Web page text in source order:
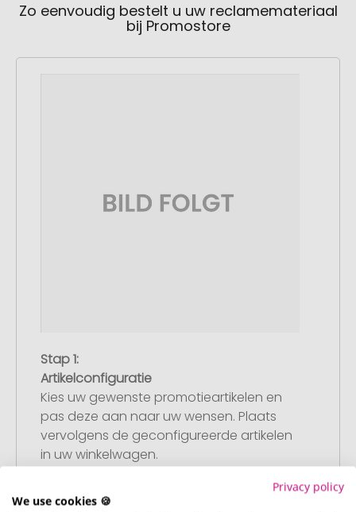
Zo eenvoudig bestelt u uw reclamemateriaal
bij Promostore
Stap 1:
Artikelconfiguratie
Kies uw gewenste promotieartikelen en
pas deze aan naar uw wensen. Plaats
vervolgens de geconfigureerde artikelen
in uw winkelwagen.
Privacy policy
We use cookies 🍪